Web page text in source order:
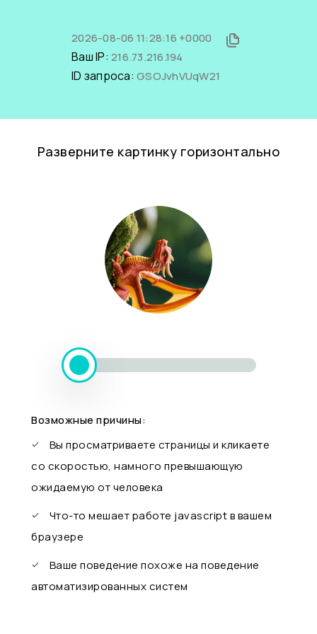
2026-08-06 11:28:16 +0000
Ваш IP: 216.73.216.194
ID запроса: GSOJvhVUqW21
Разверните картинку горизонтально
Возможные причины:
Вы просматриваете страницы и кликаете
со скоростью, намного превышающую
ожидаемую от человека
Что-то мешает работе javascript в вашем
браузере
Ваше поведение похоже на поведение
автоматизированных систем